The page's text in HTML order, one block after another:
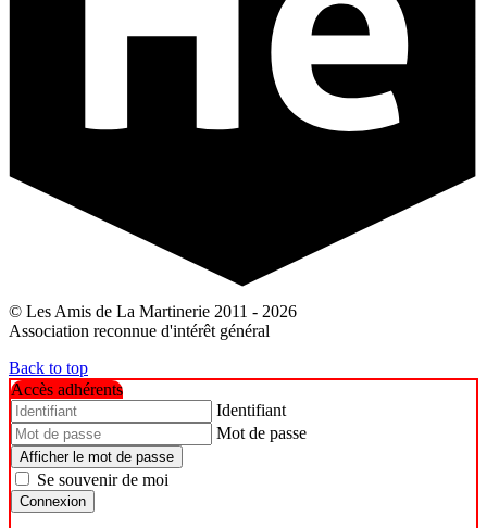
© Les Amis de La Martinerie 2011 - 2026
Association reconnue d'intérêt général
Back to top
Accès adhérents
Identifiant
Mot de passe
Afficher le mot de passe
Se souvenir de moi
Connexion